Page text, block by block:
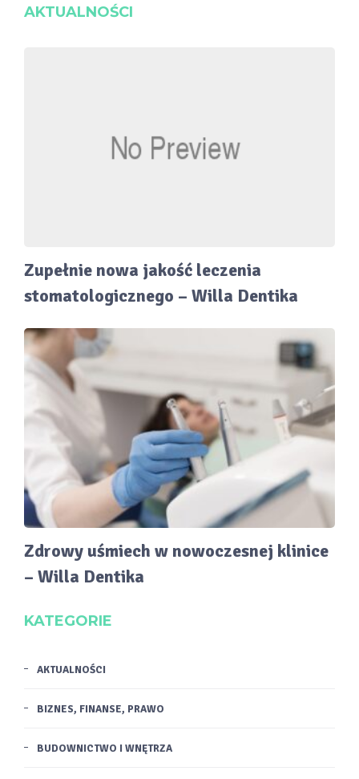
AKTUALNOŚCI
Zupełnie nowa jakość leczenia
stomatologicznego – Willa Dentika
Zdrowy uśmiech w nowoczesnej klinice
– Willa Dentika
KATEGORIE
AKTUALNOŚCI
BIZNES, FINANSE, PRAWO
BUDOWNICTWO I WNĘTRZA